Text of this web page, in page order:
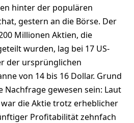
hinter der populären
gestern an die Börse. Der
Millionen Aktien, die
wurden, lag bei 17 US-
der ursprünglichen
von 14 bis 16 Dollar. Grund
gewesen sein: Laut
die Aktie trotz erheblicher
Profitabilität zehnfach